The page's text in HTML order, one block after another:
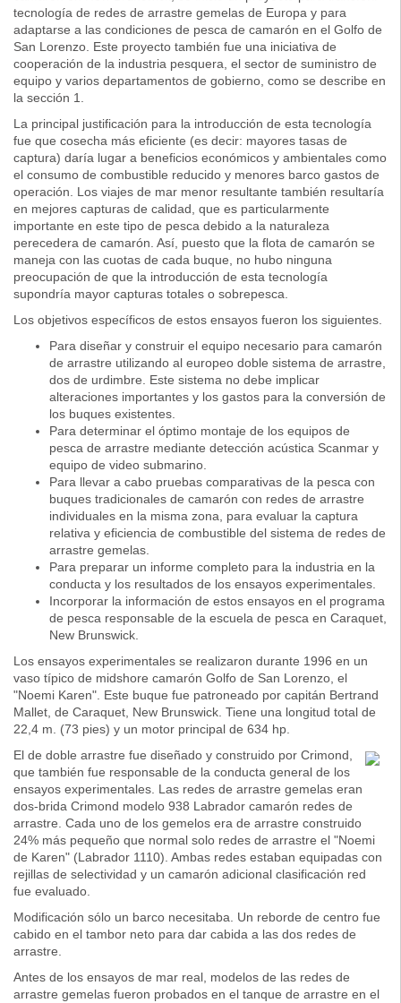
tecnología de redes de arrastre gemelas de Europa y para
adaptarse a las condiciones de pesca de camarón en el Golfo de
San Lorenzo. Este proyecto también fue una iniciativa de
cooperación de la industria pesquera, el sector de suministro de
equipo y varios departamentos de gobierno, como se describe en
la sección 1.
La principal justificación para la introducción de esta tecnología
fue que cosecha más eficiente (es decir: mayores tasas de
captura) daría lugar a beneficios económicos y ambientales como
el consumo de combustible reducido y menores barco gastos de
operación. Los viajes de mar menor resultante también resultaría
en mejores capturas de calidad, que es particularmente
importante en este tipo de pesca debido a la naturaleza
perecedera de camarón. Así, puesto que la flota de camarón se
maneja con las cuotas de cada buque, no hubo ninguna
preocupación de que la introducción de esta tecnología
supondría mayor capturas totales o sobrepesca.
Los objetivos específicos de estos ensayos fueron los siguientes.
Para diseñar y construir el equipo necesario para camarón
de arrastre utilizando al europeo doble sistema de arrastre,
dos de urdimbre. Este sistema no debe implicar
alteraciones importantes y los gastos para la conversión de
los buques existentes.
Para determinar el óptimo montaje de los equipos de
pesca de arrastre mediante detección acústica Scanmar y
equipo de video submarino.
Para llevar a cabo pruebas comparativas de la pesca con
buques tradicionales de camarón con redes de arrastre
individuales en la misma zona, para evaluar la captura
relativa y eficiencia de combustible del sistema de redes de
arrastre gemelas.
Para preparar un informe completo para la industria en la
conducta y los resultados de los ensayos experimentales.
Incorporar la información de estos ensayos en el programa
de pesca responsable de la escuela de pesca en Caraquet,
New Brunswick.
Los ensayos experimentales se realizaron durante 1996 en un
vaso típico de midshore camarón Golfo de San Lorenzo, el
"Noemi Karen". Este buque fue patroneado por capitán Bertrand
Mallet, de Caraquet, New Brunswick. Tiene una longitud total de
22,4 m. (73 pies) y un motor principal de 634 hp.
El de doble arrastre fue diseñado y construido por Crimond,
que también fue responsable de la conducta general de los
ensayos experimentales. Las redes de arrastre gemelas eran
dos-brida Crimond modelo 938 Labrador camarón redes de
arrastre. Cada uno de los gemelos era de arrastre construido
24% más pequeño que normal solo redes de arrastre el "Noemi
de Karen" (Labrador 1110). Ambas redes estaban equipadas con
rejillas de selectividad y un camarón adicional clasificación red
fue evaluado.
Modificación sólo un barco necesitaba. Un reborde de centro fue
cabido en el tambor neto para dar cabida a las dos redes de
arrastre.
Antes de los ensayos de mar real, modelos de las redes de
arrastre gemelas fueron probados en el tanque de arrastre en el